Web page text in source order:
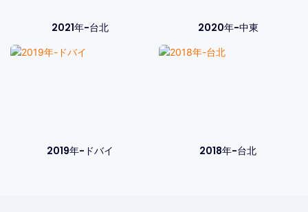
2021年-台北 2020年-中東
2019年-ドバイ 2018年-台北